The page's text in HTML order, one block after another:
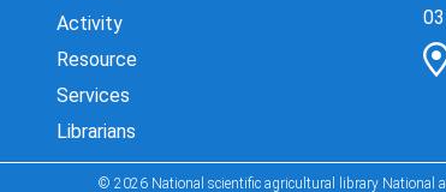
Activity
Resource
Services
Librarians
© 2026 National scientific agricultural library National